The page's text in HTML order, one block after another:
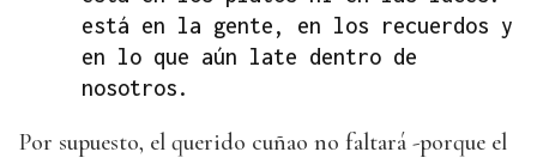
está en la gente, en los recuerdos y
en lo que aún late dentro de
nosotros.
Por supuesto, el querido cuñao no faltará -porque el